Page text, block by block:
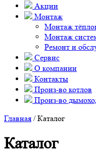
Акции
Монтаж
Монтаж
Монтаж
Ремонт и
Сервис
О компании
Контакты
Произ-во котлов
Произ-во
Главная / Каталог
Каталог